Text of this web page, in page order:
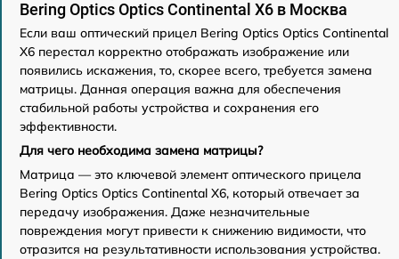
Bering Optics Optics Continental X6 в Москва
Если ваш оптический прицел Bering Optics Optics Continental
X6 перестал корректно отображать изображение или
появились искажения, то, скорее всего, требуется замена
матрицы. Данная операция важна для обеспечения
стабильной работы устройства и сохранения его
эффективности.
Для чего необходима замена матрицы?
Матрица — это ключевой элемент оптического прицела
Bering Optics Optics Continental X6, который отвечает за
передачу изображения. Даже незначительные
повреждения могут привести к снижению видимости, что
отразится на результативности использования устройства.